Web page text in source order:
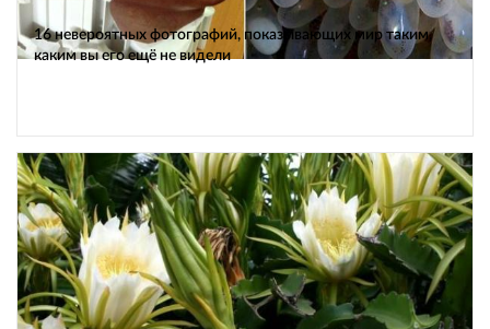
16 невероятных фотографий, показывающих мир таким,
каким вы его ещё не видели